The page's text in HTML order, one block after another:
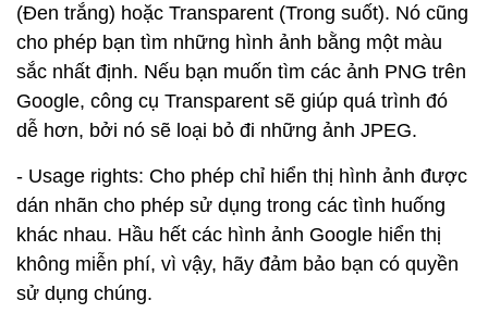
(Đen trắng) hoặc Transparent (Trong suốt). Nó cũng
cho phép bạn tìm những hình ảnh bằng một màu
sắc nhất định. Nếu bạn muốn tìm các ảnh PNG trên
Google, công cụ Transparent sẽ giúp quá trình đó
dễ hơn, bởi nó sẽ loại bỏ đi những ảnh JPEG.
- Usage rights: Cho phép chỉ hiển thị hình ảnh được
dán nhãn cho phép sử dụng trong các tình huống
khác nhau. Hầu hết các hình ảnh Google hiển thị
không miễn phí, vì vậy, hãy đảm bảo bạn có quyền
sử dụng chúng.